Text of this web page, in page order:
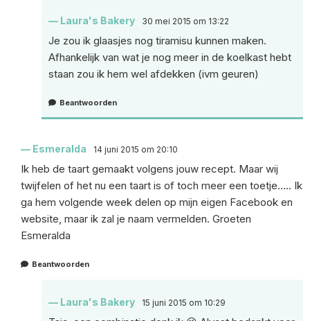
Laura's Bakery 30 mei 2015 om 13:22
Je zou ik glaasjes nog tiramisu kunnen maken.
Afhankelijk van wat je nog meer in de koelkast hebt
staan zou ik hem wel afdekken (ivm geuren)
Beantwoorden
Esmeralda 14 juni 2015 om 20:10
Ik heb de taart gemaakt volgens jouw recept. Maar wij
twijfelen of het nu een taart is of toch meer een toetje….. Ik
ga hem volgende week delen op mijn eigen Facebook en
website, maar ik zal je naam vermelden. Groeten
Esmeralda
Beantwoorden
Laura's Bakery 15 juni 2015 om 10:29